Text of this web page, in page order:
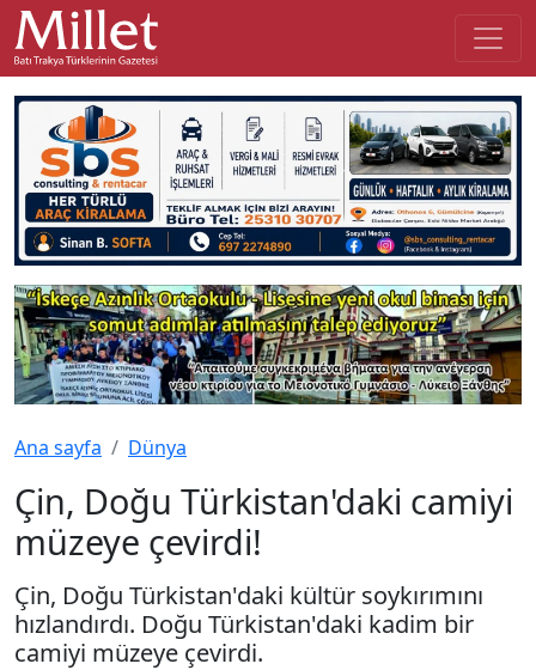
Ana sayfa Dünya
Çin, Doğu Türkistan'daki camiyi
müzeye çevirdi!
Çin, Doğu Türkistan'daki kültür soykırımını
hızlandırdı. Doğu Türkistan'daki kadim bir
camiyi müzeye çevirdi.